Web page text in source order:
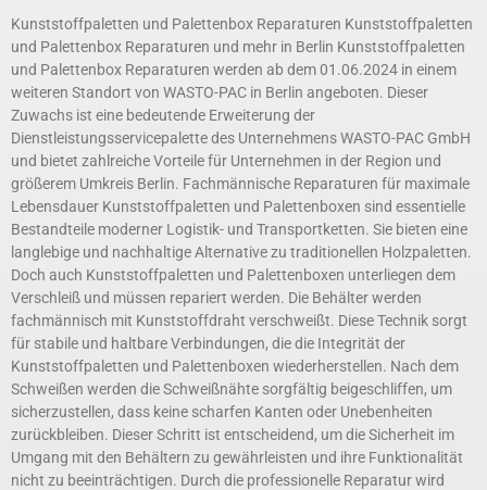
Kunststoffpaletten und Palettenbox Reparaturen Kunststoffpaletten
und Palettenbox Reparaturen und mehr in Berlin Kunststoffpaletten
und Palettenbox Reparaturen werden ab dem 01.06.2024 in einem
weiteren Standort von WASTO-PAC in Berlin angeboten. Dieser
Zuwachs ist eine bedeutende Erweiterung der
Dienstleistungsservicepalette des Unternehmens WASTO-PAC GmbH
und bietet zahlreiche Vorteile für Unternehmen in der Region und
größerem Umkreis Berlin. Fachmännische Reparaturen für maximale
Lebensdauer Kunststoffpaletten und Palettenboxen sind essentielle
Bestandteile moderner Logistik- und Transportketten. Sie bieten eine
langlebige und nachhaltige Alternative zu traditionellen Holzpaletten.
Doch auch Kunststoffpaletten und Palettenboxen unterliegen dem
Verschleiß und müssen repariert werden. Die Behälter werden
fachmännisch mit Kunststoffdraht verschweißt. Diese Technik sorgt
für stabile und haltbare Verbindungen, die die Integrität der
Kunststoffpaletten und Palettenboxen wiederherstellen. Nach dem
Schweißen werden die Schweißnähte sorgfältig beigeschliffen, um
sicherzustellen, dass keine scharfen Kanten oder Unebenheiten
zurückbleiben. Dieser Schritt ist entscheidend, um die Sicherheit im
Umgang mit den Behältern zu gewährleisten und ihre Funktionalität
nicht zu beeinträchtigen. Durch die professionelle Reparatur wird